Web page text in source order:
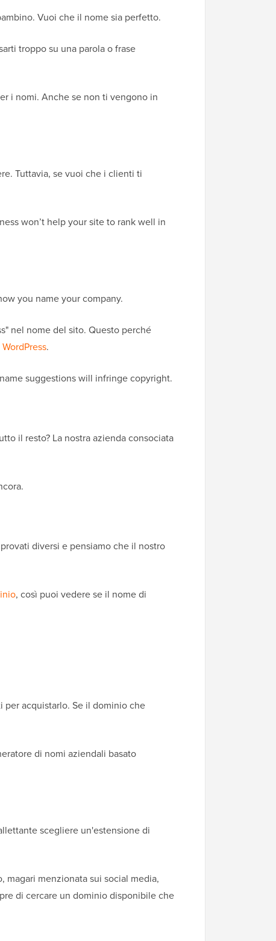
Vuoi che il nome sia perfetto.
troppo su una parola o frase
i nomi. Anche se non ti vengono in
Tuttavia, se vuoi che i clienti ti
won’t help your site to rank well in
you name your company.
nel nome del sito. Questo perché
.
suggestions will infringe copyright.
il resto? La nostra azienda consociata
diversi e pensiamo che il nostro
, così puoi vedere se il nome di
acquistarlo. Se il dominio che
di nomi aziendali basato
scegliere un'estensione di
menzionata sui social media,
di cercare un dominio disponibile che